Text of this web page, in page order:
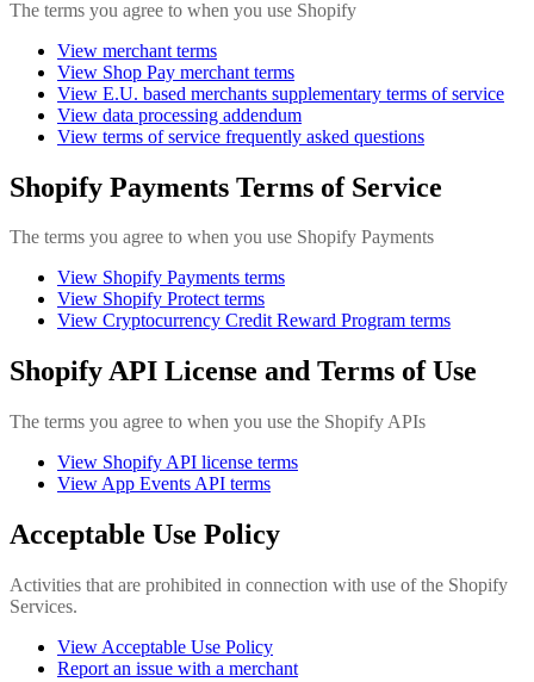
The terms you agree to when you use Shopify
View merchant terms
View Shop Pay merchant terms
View E.U. based merchants supplementary terms of service
View data processing addendum
View terms of service frequently asked questions
Shopify Payments Terms of Service
The terms you agree to when you use Shopify Payments
View Shopify Payments terms
View Shopify Protect terms
View Cryptocurrency Credit Reward Program terms
Shopify API License and Terms of Use
The terms you agree to when you use the Shopify APIs
View Shopify API license terms
View App Events API terms
Acceptable Use Policy
Activities that are prohibited in connection with use of the Shopify
Services.
View Acceptable Use Policy
Report an issue with a merchant